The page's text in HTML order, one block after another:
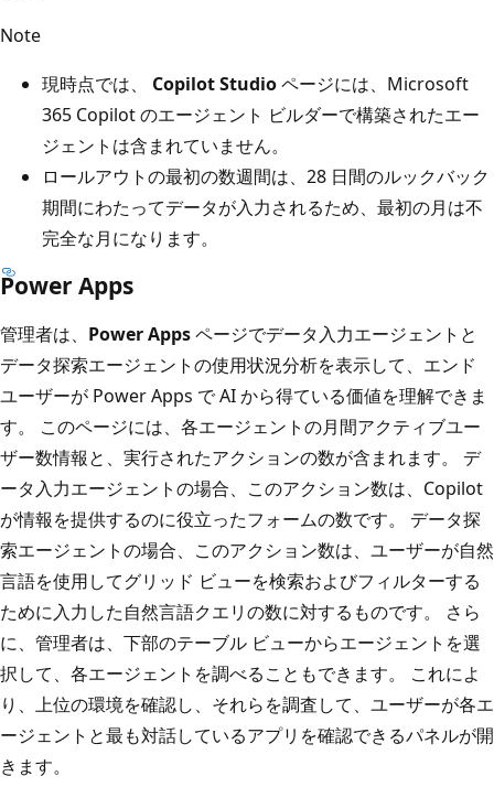
Note
現時点では、 Copilot Studioページには、Microsoft
365 Copilot のエージェント ビルダーで構築されたエー
ジェントは含まれていません。
ロールアウトの最初の数週間は、28 日間のルックバック
期間にわたってデータが入力されるため、最初の月は不
完全な月になります。
Power Apps
管理者は、 Power Appsページでデータ入力エージェントと
データ探索エージェントの使用状況分析を表示して、エンド
ユーザーが Power Apps で AI から得ている価値を理解できま
す。 このページには、各エージェントの月間アクティブユー
ザー数情報と、実行されたアクションの数が含まれます。 デ
ータ入力エージェントの場合、このアクション数は、Copilot
が情報を提供するのに役立ったフォームの数です。 データ探
索エージェントの場合、このアクション数は、ユーザーが自然
言語を使用してグリッド ビューを検索およびフィルターする
ために入力した自然言語クエリの数に対するものです。 さら
に、管理者は、下部のテーブル ビューからエージェントを選
択して、各エージェントを調べることもできます。 これによ
り、上位の環境を確認し、それらを調査して、ユーザーが各エ
ージェントと最も対話しているアプリを確認できるパネルが開
きます。